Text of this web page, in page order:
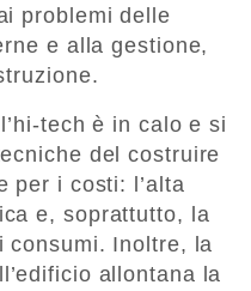
problemi delle
e alla gestione,
tech è in calo e si
del costruire
per i costi: l’alta
e, soprattutto, la
consumi. Inoltre, la
allontana la